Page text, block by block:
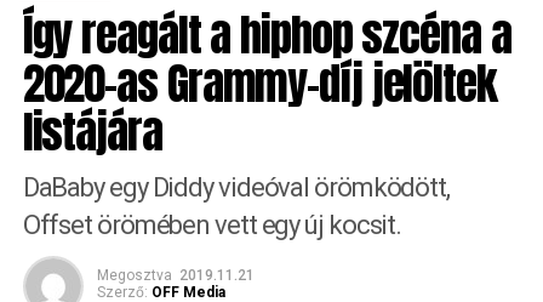
Így reagált a hiphop szcéna a
2020-as Grammy-díj jelöltek
listájára
DaBaby egy Diddy videóval örömködött,
Offset örömében vett egy új kocsit.
Megosztva 2019.11.21
Szerző: OFF Media